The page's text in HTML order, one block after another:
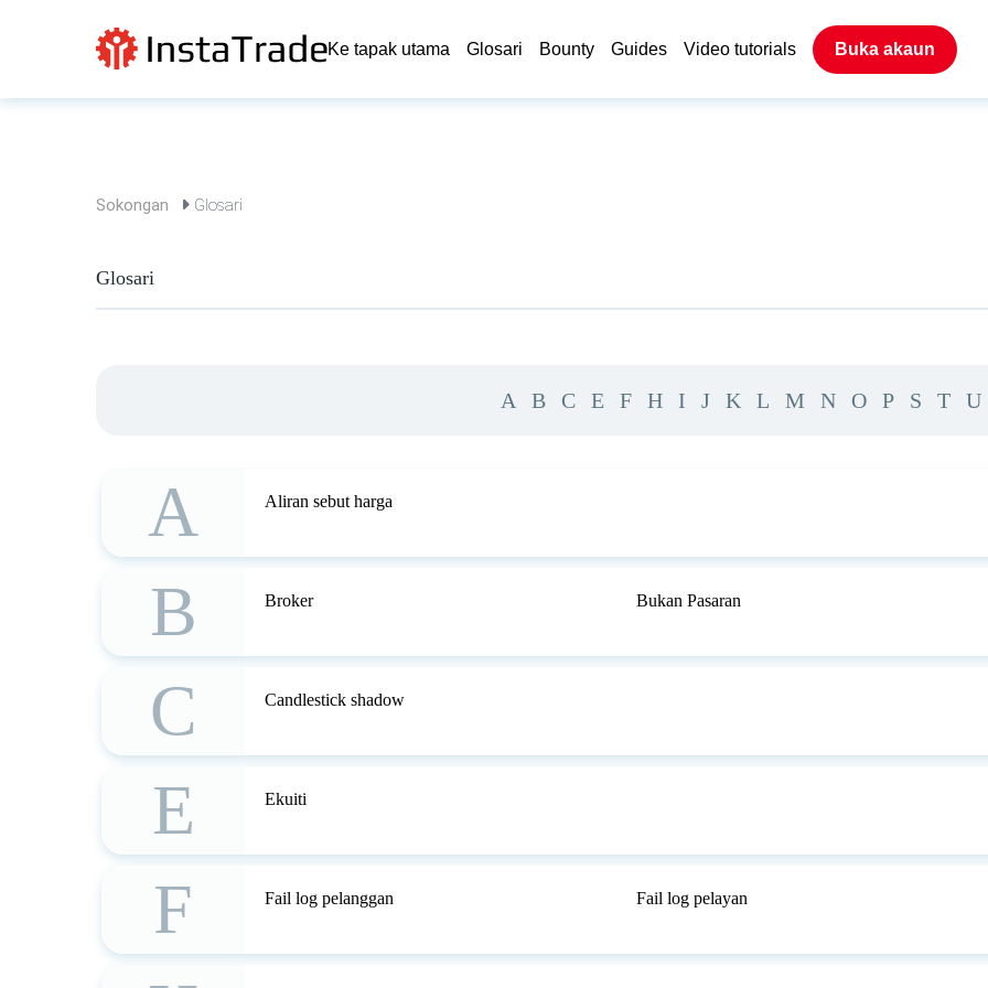
Ke tapak utama Glosari Bounty Guides Video tutorials Buka akaun
Sokongan Glosari
Glosari
A B C E F H I J K L M N O P S T U
A Aliran sebut harga
B Broker Bukan Pasaran
C Candlestick shadow
E Ekuiti
F Fail log pelanggan Fail log pelayan